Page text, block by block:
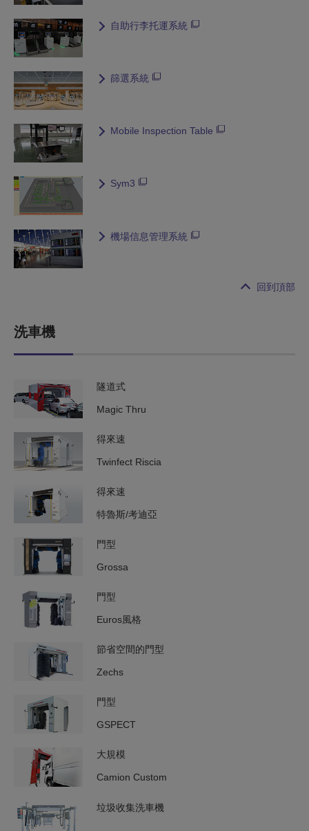
自助行李托運系統
篩選系統
Mobile Inspection Table
Sym3
機場信息管理系統
回到頂部
洗車機
隧道式
Magic Thru
得來速
Twinfect Riscia
得來速
特魯斯/考迪亞
門型
Grossa
門型
Euros風格
節省空間的門型
Zechs
門型
GSPECT
大規模
Camion Custom
垃圾收集洗車機